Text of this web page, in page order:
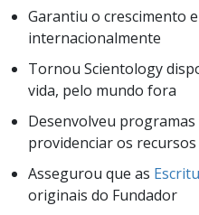
Garantiu o crescimento
internacionalmente
Tornou Scientology
vida, pelo mundo fora
Desenvolveu
providenciar os
Assegurou que as
originais do Fundador